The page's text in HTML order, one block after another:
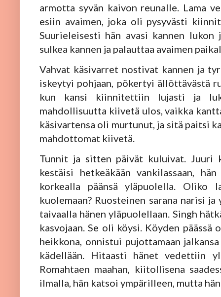
armotta syvän kaivon reunalle. Lama
esiin avaimen, joka oli pysyvästi
Suurieleisesti hän avasi kannen
sulkea kannen ja palauttaa avaimen
Vahvat käsivarret nostivat kannen ja
iskeytyi pohjaan, pökertyi ällöttävästä
kun kansi kiinnitettiin lujasti ja
mahdollisuutta kiivetä ulos, vaikka
käsivartensa oli murtunut, ja sitä paitsi
mahdottomat kiivetä.
Tunnit ja sitten päivät kuluivat. Juuri
kestäisi hetkeäkään vankilassaan,
korkealla päänsä yläpuolella. Oliko
kuolemaan? Ruosteinen sarana narisi
taivaalla hänen yläpuolellaan. Singh
kasvojaan. Se oli köysi. Köyden
heikkona, onnistui pujottamaan
kädellään. Hitaasti hänet vedettiin
Romahtaen maahan, kiitollisena
ilmalla, hän katsoi ympärilleen, mutta